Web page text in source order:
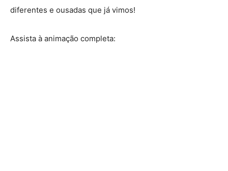
diferentes e ousadas que já vimos!
Assista à animação completa: